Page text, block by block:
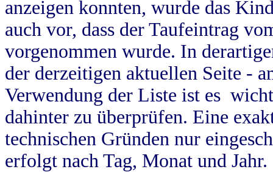
anzeigen konnten, wurde das
auch vor, dass der Taufeintrag
vorgenommen wurde. In
der derzeitigen aktuellen Seite -
Verwendung der Liste ist es
dahinter zu überprüfen. Eine
technischen Gründen nur
erfolgt nach Tag, Monat und Jahr.